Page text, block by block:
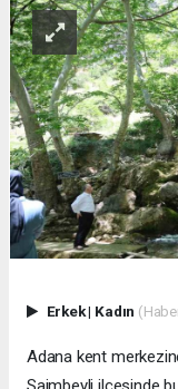
Erkek| Kadın
Adana kent